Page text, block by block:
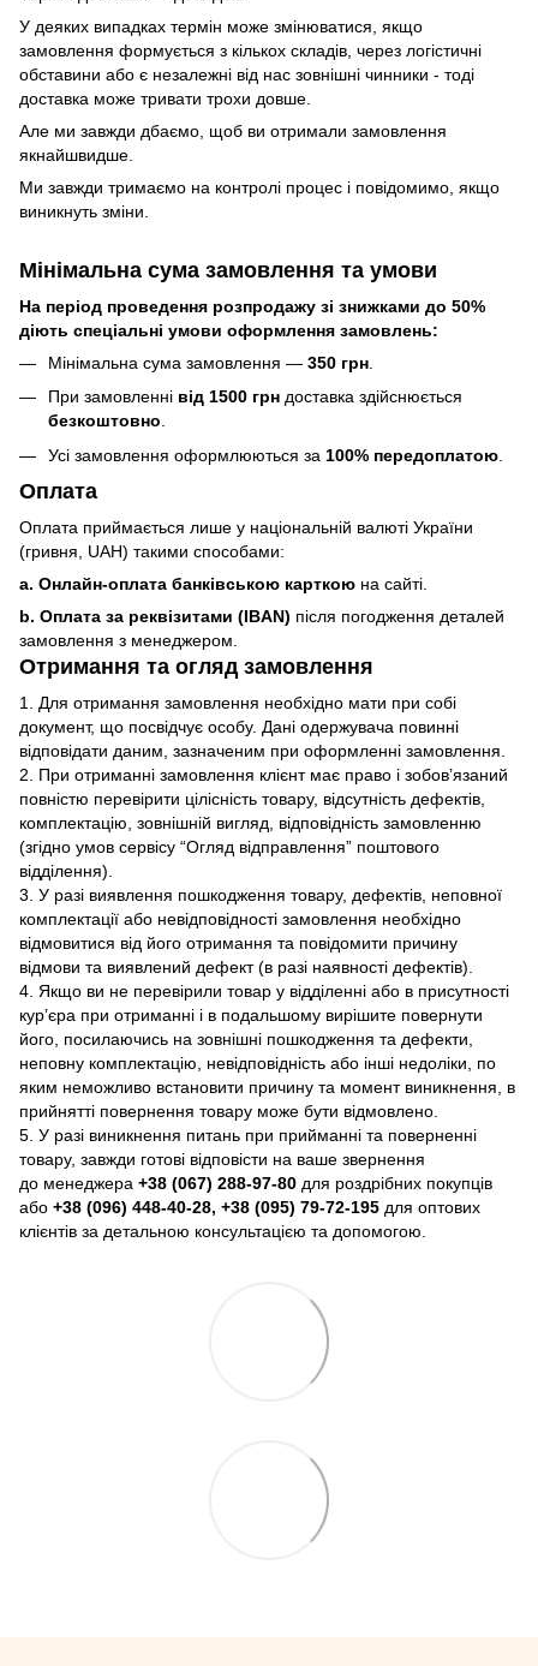
У деяких випадках термін може змінюватися, якщо
замовлення формується з кількох складів, через логістичні
обставини або є незалежні від нас зовнішні чинники - тоді
доставка може тривати трохи довше.
Але ми завжди дбаємо, щоб ви отримали замовлення
якнайшвидше.
Ми завжди тримаємо на контролі процес і повідомимо, якщо
виникнуть зміни.
Мінімальна сума замовлення та умови
На період проведення розпродажу зі знижками до 50%
діють спеціальні умови оформлення замовлень:
Мінімальна сума замовлення — 350 грн
При замовленні від 1500 грн доставка здійснюється
безкоштовно.
Усі замовлення оформлюються за 100% передоплатою
Оплата
Оплата приймається лише у національній валюті України
(гривня, UAH) такими способами:
a. Онлайн-оплата банківською карткою на сайті.
b. Оплата за реквізитами (IBAN) після погодження деталей
замовлення з менеджером.
Отримання та огляд замовлення
1. Для отримання замовлення необхідно мати при собі
документ, що посвідчує особу. Дані одержувача повинні
відповідати даним, зазначеним при оформленні замовлення.
2. При отриманні замовлення клієнт має право і зобов’язаний
повністю перевірити цілісність товару, відсутність дефектів,
комплектацію, зовнішній вигляд, відповідність замовленню
(згідно умов сервісу “Огляд відправлення” поштового
відділення).
3. У разі виявлення пошкодження товару, дефектів, неповної
комплектації або невідповідності замовлення необхідно
відмовитися від його отримання та повідомити причину
відмови та виявлений дефект (в разі наявності дефектів).
4. Якщо ви не перевірили товар у відділенні або в присутності
кур’єра при отриманні і в подальшому вирішите повернути
його, посилаючись на зовнішні пошкодження та дефекти,
неповну комплектацію, невідповідність або інші недоліки, по
яким неможливо встановити причину та момент виникнення, в
прийнятті повернення товару може бути відмовлено.
5. У разі виникнення питань при прийманні та поверненні
товару, завжди готові відповісти на ваше звернення
до менеджера +38 (067) 288-97-80 для роздрібних покупців
або +38 (096) 448-40-28, +38 (095) 79-72-195 для оптових
клієнтів за детальною консультацією та допомогою.